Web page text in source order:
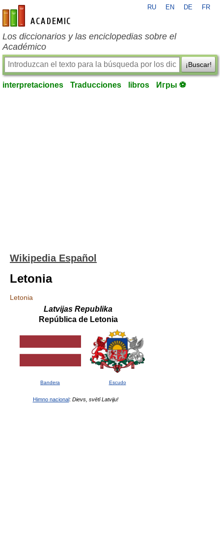
es-academic.com
RU EN DE FR
Los diccionarios y las enciclopedias sobre el
Académico
¡Buscar!
interpretaciones Traducciones libros Игры ⚽
Wikipedia Español
Letonia
Letonia
Latvijas Republika
República de Letonia
Bandera Escudo
Himno nacional: Dievs, svētī Latviju!